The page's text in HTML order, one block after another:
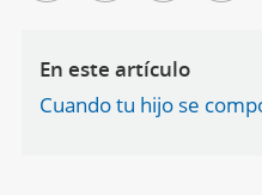
En este artículo
Cuando tu hijo se